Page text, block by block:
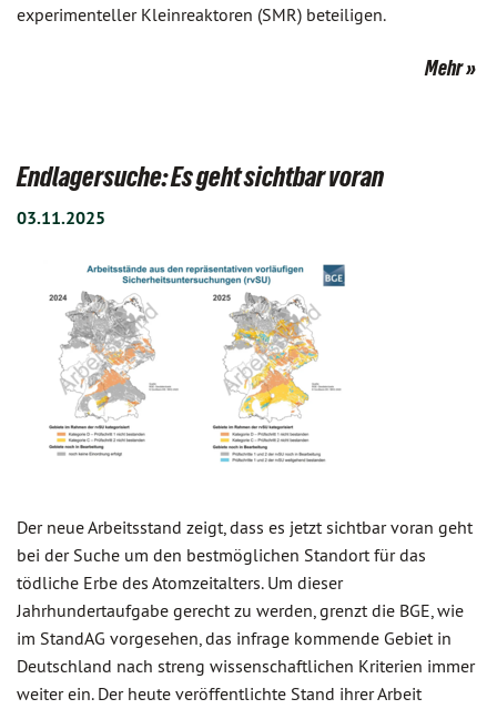
experimenteller Kleinreaktoren (SMR) beteiligen.
Mehr
Endlagersuche: Es geht sichtbar voran
03.11.2025
Der neue Arbeitsstand zeigt, dass es jetzt sichtbar voran geht
bei der Suche um den bestmöglichen Standort für das
tödliche Erbe des Atomzeitalters. Um dieser
Jahrhundertaufgabe gerecht zu werden, grenzt die BGE, wie
im StandAG vorgesehen, das infrage kommende Gebiet in
Deutschland nach streng wissenschaftlichen Kriterien immer
weiter ein. Der heute veröffentlichte Stand ihrer Arbeit